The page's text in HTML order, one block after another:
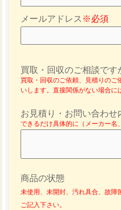
メールアドレス ※必須
買取・回収のご相談で
買取・回収のご依頼、見積りの
いします。直接関係がない場合に
お見積り・お問い合わせ
できるだけ具体的に（メーカー名
商品の状態
未使用、未開封、汚れ具合、故障
ご記入下さい。